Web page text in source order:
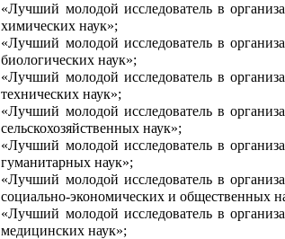
«Лучший молодой исследователь в
химических наук»;
«Лучший молодой исследователь в
биологических наук»;
«Лучший молодой исследователь в
технических наук»;
«Лучший молодой исследователь в
сельскохозяйственных наук»;
«Лучший молодой исследователь в
гуманитарных наук»;
«Лучший молодой исследователь в
социально-экономических и общественных
«Лучший молодой исследователь в
медицинских наук»;